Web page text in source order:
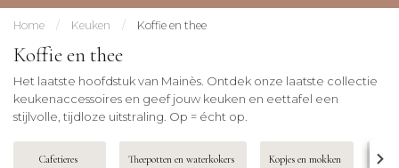
Home / Keuken / Koffie en thee
Koffie en thee
Het laatste hoofdstuk van Mainès. Ontdek onze laatste collectie
keukenaccessoires en geef jouw keuken en eettafel een
stijlvolle, tijdloze uitstraling. Op = écht op.
Cafetieres Theepotten en waterkokers Kopjes en mokken